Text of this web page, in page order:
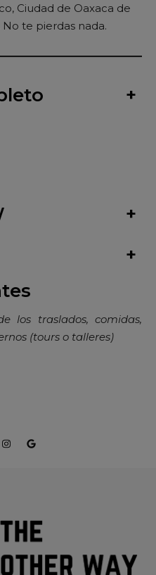
Ciudad de Oaxaca de
te pierdas nada.
+
+
+
los traslados, comidas,
(tours o talleres)